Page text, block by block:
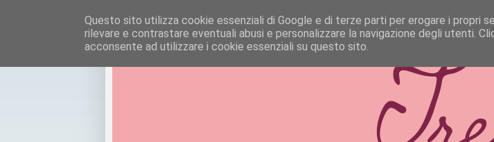
Questo sito utilizza cookie essenziali di Google e di terze parti per erogare i propri
rilevare e contrastare eventuali abusi e personalizzare la navigazione degli utenti.
acconsente ad utilizzare i cookie essenziali su questo sito.